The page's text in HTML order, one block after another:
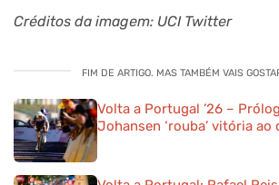
Créditos da imagem: UCI Twitter
FIM DE ARTIGO. MAS TAMBÉM VAIS
Volta a Portugal ’26 –
Johansen ‘rouba’ vitória ao